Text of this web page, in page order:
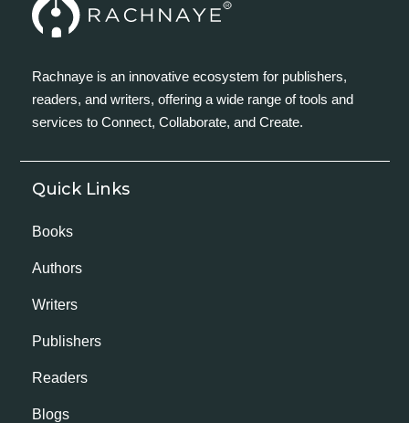
Rachnaye is an innovative ecosystem for publishers,
readers, and writers, offering a wide range of tools and
services to Connect, Collaborate, and Create.
Quick Links
Books
Authors
Writers
Publishers
Readers
Blogs